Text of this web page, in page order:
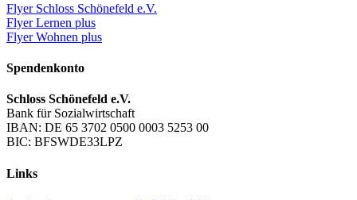
Flyer Schloss Schönefeld e.V.
Flyer Lernen plus
Flyer Wohnen plus
Spendenkonto
Schloss Schönefeld e.V.
Bank für Sozialwirtschaft
IBAN: DE 65 3702 0500 0003 5253 00
BIC: BFSWDE33LPZ
Links